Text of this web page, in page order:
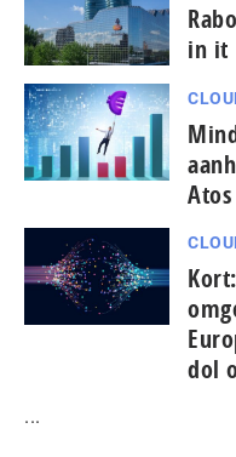
in it
Atos
dol
...